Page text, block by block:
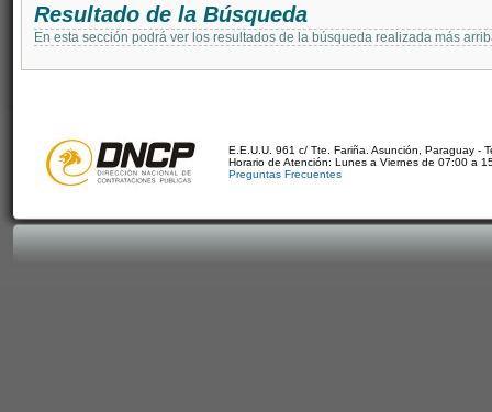
Resultado de la Búsqueda
En esta sección podrá ver los resultados de la búsqueda realizada más
E.E.U.U. 961 c/ Tte. Fariña. Asunción, Paraguay -
Horario de Atención: Lunes a Viernes de 07:00 a
Preguntas Frecuentes